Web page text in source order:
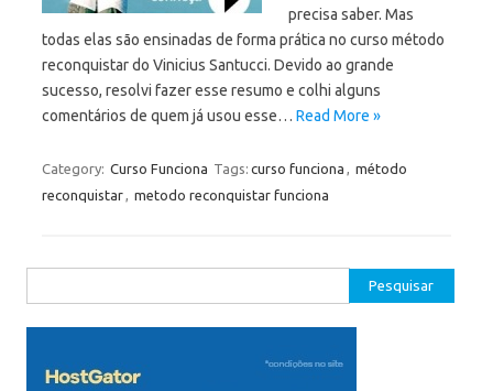
precisa saber. Mas
todas elas são ensinadas de forma prática no curso método
reconquistar do Vinicius Santucci. Devido ao grande
sucesso, resolvi fazer esse resumo e colhi alguns
comentários de quem já usou esse… Read More »
Category: Curso Funciona Tags: curso funciona , método
reconquistar, metodo reconquistar funciona
por: